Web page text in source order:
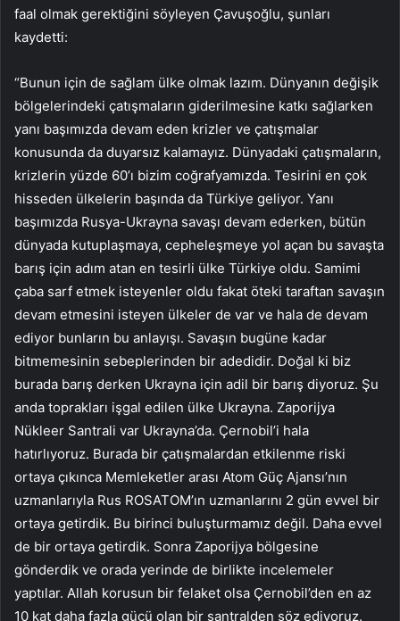
faal olmak gerektiğini söyleyen Çavuşoğlu, şunları
kaydetti:
“Bunun için de sağlam ülke olmak lazım. Dünyanın değişik
bölgelerindeki çatışmaların giderilmesine katkı sağlarken
yanı başımızda devam eden krizler ve çatışmalar
konusunda da duyarsız kalamayız. Dünyadaki çatışmaların,
krizlerin yüzde 60’ı bizim coğrafyamızda. Tesirini en çok
hisseden ülkelerin başında da Türkiye geliyor. Yanı
başımızda Rusya-Ukrayna savaşı devam ederken, bütün
dünyada kutuplaşmaya, cepheleşmeye yol açan bu savaşta
barış için adım atan en tesirli ülke Türkiye oldu. Samimi
çaba sarf etmek isteyenler oldu fakat öteki taraftan savaşın
devam etmesini isteyen ülkeler de var ve hala de devam
ediyor bunların bu anlayışı. Savaşın bugüne kadar
bitmemesinin sebeplerinden bir adedidir. Doğal ki biz
burada barış derken Ukrayna için adil bir barış diyoruz. Şu
anda toprakları işgal edilen ülke Ukrayna. Zaporijya
Nükleer Santrali var Ukrayna’da. Çernobil’i hala
hatırlıyoruz. Burada bir çatışmalardan etkilenme riski
ortaya çıkınca Memleketler arası Atom Güç Ajansı’nın
uzmanlarıyla Rus ROSATOM’ın uzmanlarını 2 gün evvel bir
ortaya getirdik. Bu birinci buluşturmamız değil. Daha evvel
de bir ortaya getirdik. Sonra Zaporijya bölgesine
gönderdik ve orada yerinde de birlikte incelemeler
yaptılar. Allah korusun bir felaket olsa Çernobil’den en az
10 kat daha fazla gücü olan bir santralden söz ediyoruz.